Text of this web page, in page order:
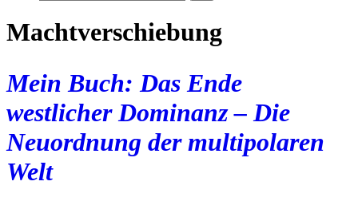
Machtverschiebung
Mein Buch: Das Ende
westlicher Dominanz – Die
Neuordnung der multipolaren
Welt